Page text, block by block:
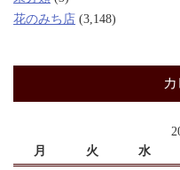
花のみち店 (3,148)
月
火 水